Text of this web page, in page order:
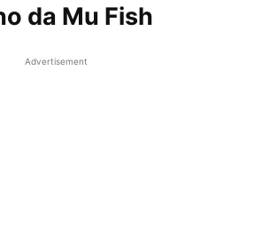
da Mu Fish
Advertisement